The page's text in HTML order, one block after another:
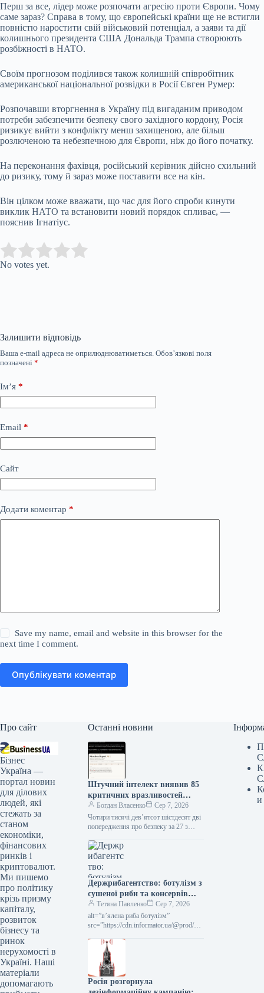
Перш за все, лідер може розпочати агресію проти Європи. Чому
саме зараз? Справа в тому, що європейські країни ще не встигли
повністю наростити свій військовий потенціал, а заяви та дії
колишнього президента США Дональда Трампа створюють
розбіжності в НАТО.
Своїм прогнозом поділився також колишній співробітник
американської національної розвідки в Росії Євген Румер:
Розпочавши вторгнення в Україну під вигаданим приводом
потреби забезпечити безпеку свого західного кордону, Росія
ризикує вийти з конфлікту менш захищеною, але більш
розлюченою та небезпечною для Європи, ніж до його початку.
На переконання фахівця, російський керівник дійсно схильний
до ризику, тому й зараз може поставити все на кін.
Він цілком може вважати, що час для його спроби кинути
виклик НАТО та встановити новий порядок спливає, —
пояснив Ігнатіус.
Rate this item:
No votes yet.
Залишити відповідь
Ваша e-mail адреса не оприлюднюватиметься. Обов’язкові поля
позначені *
Ім’я *
Email *
Сайт
Додати коментар *
Save my name, email and website in this browser for the
next time I comment.
Опублікувати коментар
Про сайт
Бізнес
Україна —
портал новин
для ділових
людей, які
стежать за
станом
економіки,
фінансових
ринків і
криптовалют.
Ми пишемо
про політику
крізь призму
капіталу,
розвиток
бізнесу та
ринок
нерухомості в
Україні. Наші
матеріали
допомагають
Останні новини
Штучний інтелект виявив 85
критичних вразливостей
Bitcoin за 27 годин
Богдан Власенко
Сер 7, 2026
Чотири тисячі дев’ятсот шістдесят дві
попередження про безпеку за 27 з
група з шістнадцяти розробників-
волонтерів,…
Держрибагентство: ботулізм з
сушеної риби та консервів
загрожує паралічем і смертю
Тетяна Павленко
Сер 7, 2026
alt=”в’ялена риба ботулізм”
src=”https://cdn.informator.ua/@prod/_1
7.95592765.webp” width=”1200″
height=”675″ Держрибагентство
Росія розгорнула
и